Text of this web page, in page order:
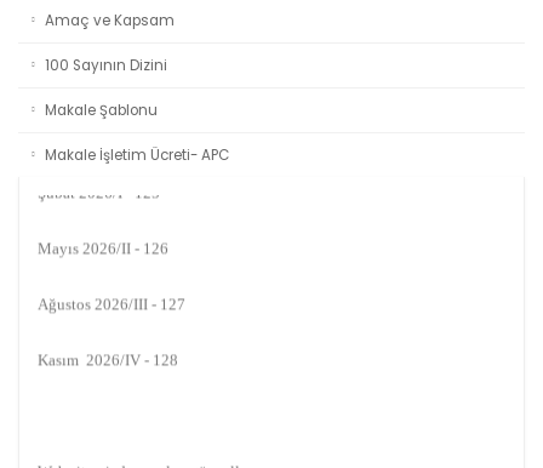
Amaç ve Kapsam
100 Sayının Dizini
Makale Şablonu
Makale İşletim Ücreti- APC
Yayım Takvimi: